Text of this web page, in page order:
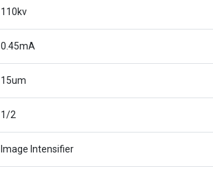
110kv
0.45mA
15um
1/2
Image Intensifier